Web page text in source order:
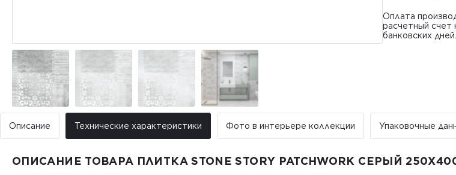
Оплата
расчетный
банковских дней.
праздничные
Описание Технические характеристики Фото в интерьере коллекции Упаковочные
ОПИСАНИЕ ТОВАРА ПЛИТКА STONE STORY PATCHWORK СЕРЫЙ